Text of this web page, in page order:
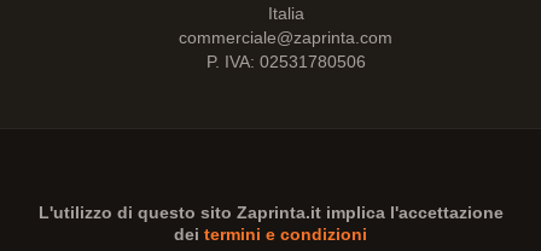
Italia
commerciale@zaprinta.com
P. IVA: 02531780506
L'utilizzo di questo sito Zaprinta.itimplica l'accettazione
dei termini e condizioni